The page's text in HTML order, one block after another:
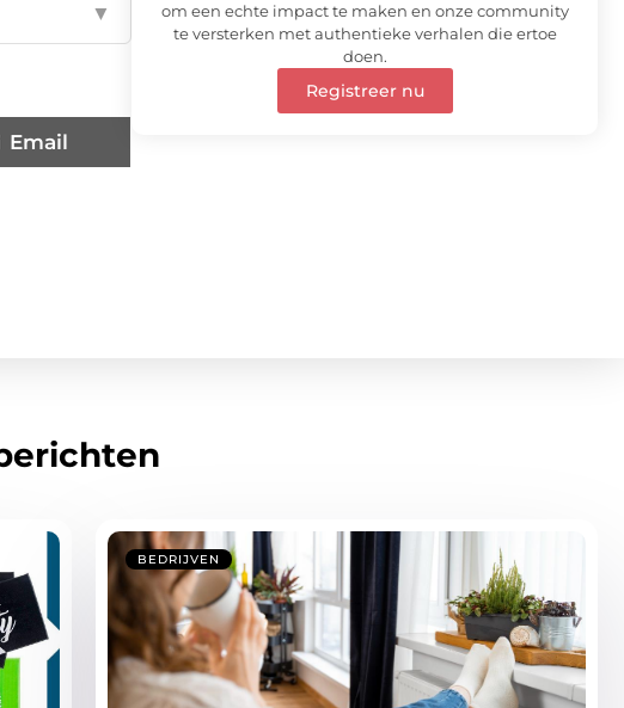
▼
Email
om een echte impact te maken en onze community
te versterken met authentieke verhalen die ertoe
doen.
Registreer nu
BEDRIJVEN